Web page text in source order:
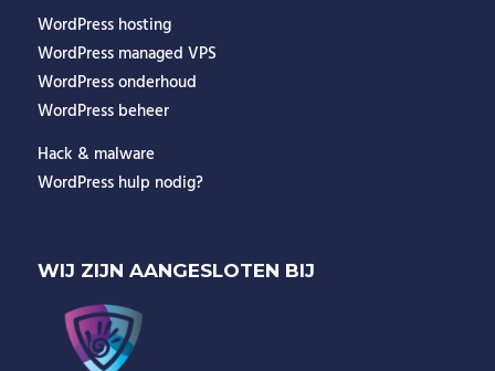
WordPress hosting
WordPress managed VPS
WordPress onderhoud
WordPress beheer
Hack & malware
WordPress hulp nodig?
WIJ ZIJN AANGESLOTEN BIJ